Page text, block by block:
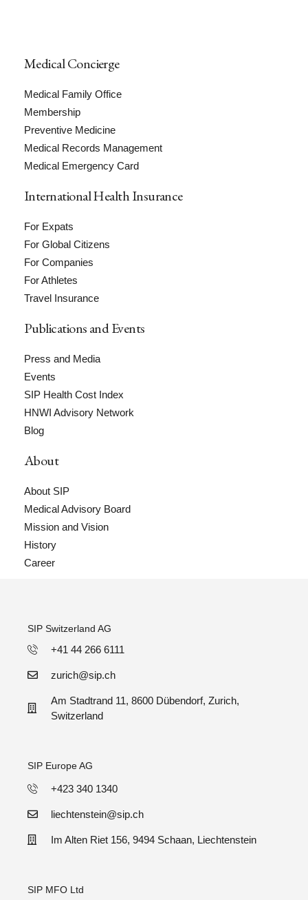
Medical Concierge
Medical Family Office
Membership
Preventive Medicine
Medical Records Management
Medical Emergency Card
International Health Insurance
For Expats
For Global Citizens
For Companies
For Athletes
Travel Insurance
Publications and Events
Press and Media
Events
SIP Health Cost Index
HNWI Advisory Network
Blog
About
About SIP
Medical Advisory Board
Mission and Vision
History
Career
SIP Switzerland AG
+41 44 266 6111
zurich@sip.ch
Am Stadtrand 11, 8600 Dübendorf, Zurich,
Switzerland
SIP Europe AG
+423 340 1340
liechtenstein@sip.ch
Im Alten Riet 156, 9494 Schaan, Liechtenstein
SIP MFO Ltd